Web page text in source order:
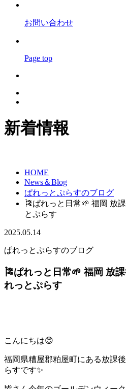
お問い合わせ
Page top
新着情報
HOME
News＆Blog
ぱれっとぷらすのブログ
🎏ぱれっと日常🌱 福岡 放
とぷらす
2025.05.14
ぱれっとぷらすのブログ
🎏ぱれっと日常🌱 福岡 放
れっとぷらす
こんにちは😊
福岡県糟屋郡粕屋町にある放課
らすです✨